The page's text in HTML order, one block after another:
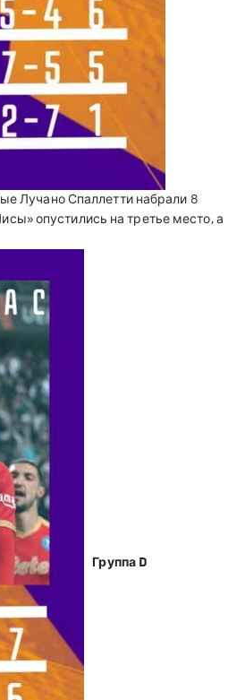
Лучано Спаллетти набрали 8
опустились на третье место, а
Группа D